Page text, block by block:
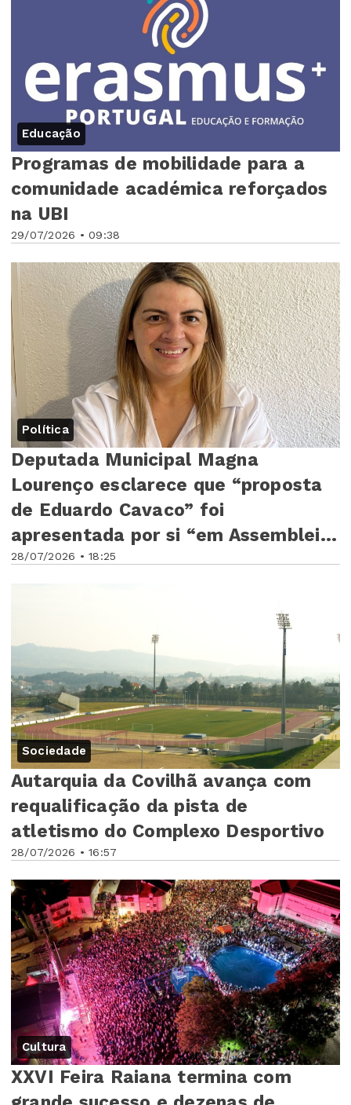
Educação
29/07/2026 • 09:38
Programas de mobilidade para a
comunidade académica reforçados
na UBI
Política
28/07/2026 • 18:25
Deputada Municipal Magna
Lourenço esclarece que “proposta
de Eduardo Cavaco” foi
apresentada por si “em Assembleia
Mu...
Sociedade
28/07/2026 • 16:57
Autarquia da Covilhã avança com
requalificação da pista de
atletismo do Complexo Desportivo
Cultura
XXVI Feira Raiana termina com